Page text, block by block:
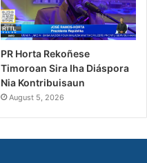
PR Horta Rekoñese
Timoroan Sira Iha Diáspora
Nia Kontribuisaun
August 5, 2026